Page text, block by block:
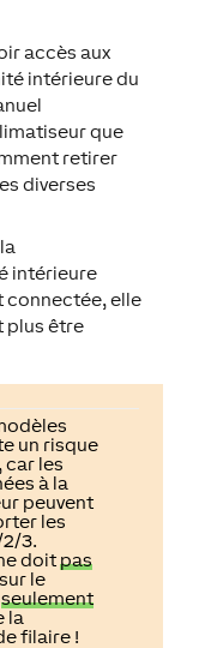
accès aux
intérieure du
que
retirer
diverses
intérieure
connectée, elle
plus être
un risque
car les
à la
peuvent
les
3.
doitpas
le
seulement
la
filaire !